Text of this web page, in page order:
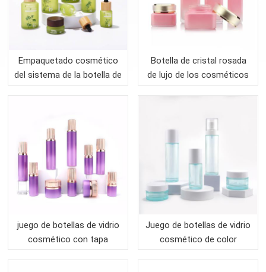
Empaquetado cosmético
del sistema de la botella de
cristal verde del hombro
Botella de cristal rosada
de lujo de los cosméticos
del OEM 30-150ML que
la loción crema facial
juego de botellas de vidrio
cosmético con tapa
personalizada para
Juego de botellas de vidrio
cosmético de color
personalizado para